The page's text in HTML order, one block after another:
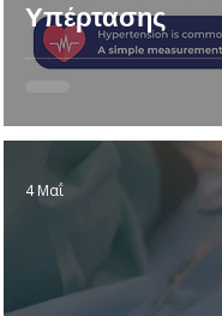
Υπέρτασης
4 Μαΐ